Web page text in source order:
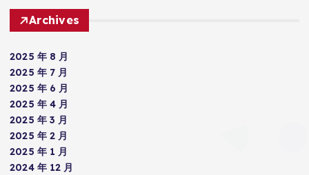
Archives
2025 年 8 月
2025 年 7 月
2025 年 6 月
2025 年 4 月
2025 年 3 月
2025 年 2 月
2025 年 1 月
2024 年 12 月